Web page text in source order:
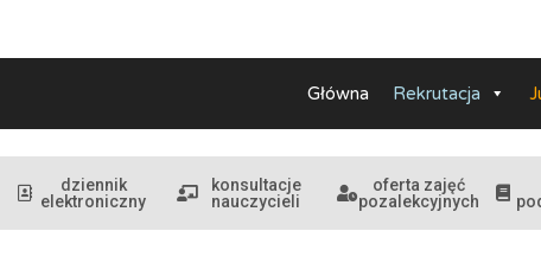
Główna Rekrutacja
dziennik
elektroniczny
konsultacje
nauczycieli
oferta zajęć
pozalekcyjnych